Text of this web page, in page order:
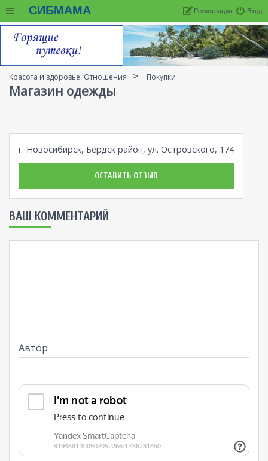
СИБМАМА Вход
Регистрация
Красота и здоровье. Отношения Покупки
Магазин одежды
г. Новосибирск, Бердск район, ул. Островского, 174
ОСТАВИТЬ ОТЗЫВ
ВАШ КОММЕНТАРИЙ
Автор